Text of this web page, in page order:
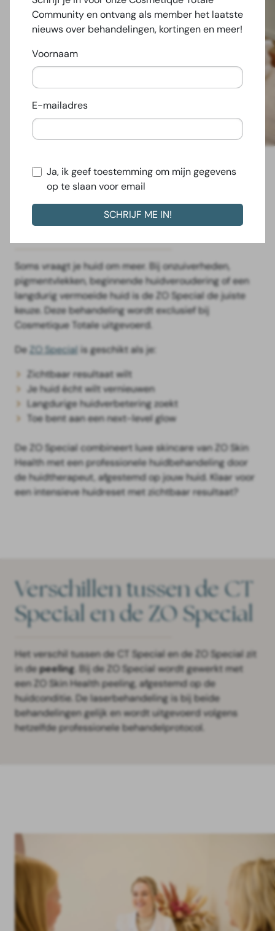
Community en ontvang als member het laatste
nieuws over behandelingen, kortingen en meer!
Voornaam
E-mailadres
Ja, ik geef toestemming om mijn gegevens
op te slaan voor email
ZO Special: een
laserbehandeling met
ZO Skin Health peeling
Soms vraagt je huid om meer. Bij onzuiverheden,
pigmentvlekken, beginnende huidveroudering of een
langdurig vermoeide huid is de ZO Special de juiste
keuze. Deze behandeling wordt exclusief bij
Cosmetique Totale uitgevoerd.
DeZO Special is geschikt als je:
Zichtbaar resultaat wilt
Je huid écht wilt vernieuwen
Langdurige huidverbetering zoekt
Toe bent aan een next-level glow
De ZO Special combineert luxe skincare van ZO Skin
Health met een professionele huidbehandeling door
de huidtherapeut, afgestemd op jouw huid. Klaar voor
een intensieve huidreset met zichtbaar resultaat?
Verschillen tussen de CT
Special en de ZO Special
Het verschil tussen de CT Special en de ZO Special zit
in depeeling . Bij de ZO Special wordt gewerkt met
een ZO Skin Health peeling, afgestemd op de
huidconditie. De laserbehandeling is bij beide
behandelingen gelijk en wordt uitgevoerd volgens
hetzelfde professionele behandelprotocol.